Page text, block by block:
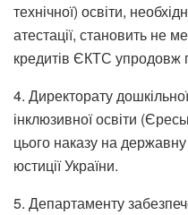
технічної) освіти,
атестації, становить не
кредитів ЄКТС упродовж
4. Директорату
інклюзивної освіти
цього наказу на
юстиції України.
5. Департаменту